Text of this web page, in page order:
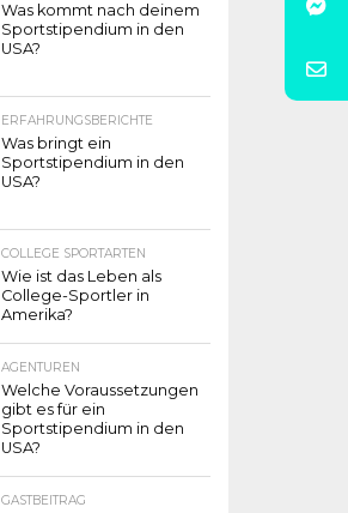
Was kommt nach deinem
Sportstipendium in den
USA?
ERFAHRUNGSBERICHTE
Was bringt ein
Sportstipendium in den
USA?
COLLEGE SPORTARTEN
Wie ist das Leben als
College-Sportler in
Amerika?
AGENTUREN
Welche Voraussetzungen
gibt es für ein
Sportstipendium in den
USA?
GASTBEITRAG